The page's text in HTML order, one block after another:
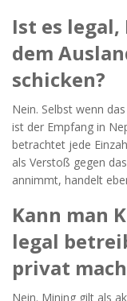
Ist es
dem
schicken?
Nein. Selbst wenn
ist der Empfang in
betrachtet jede
als Verstoß gegen
annimmt, handelt
Kann man
legal
privat
Nein. Mining gilt als